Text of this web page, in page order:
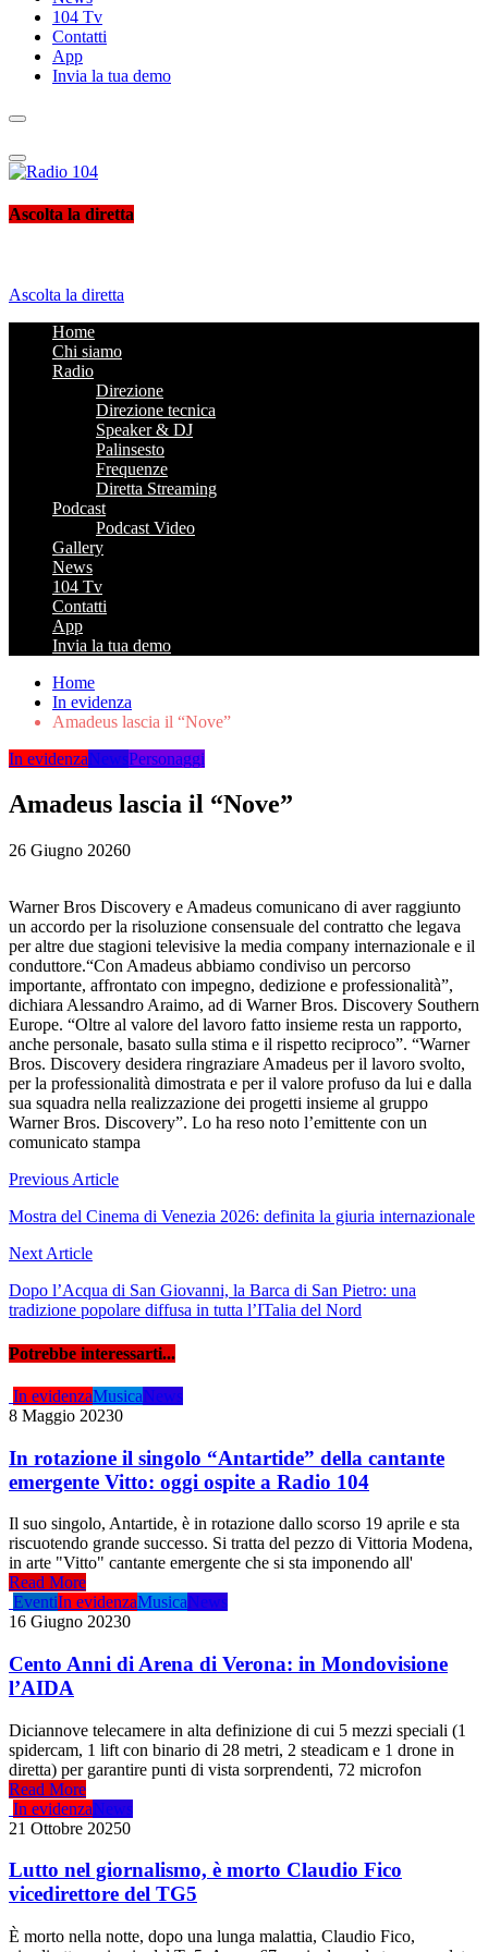
104 Tv
Contatti
App
Invia la tua demo
Radio 104
Like It !
Ascolta la diretta
Ascolta la diretta
Home
Chi siamo
Radio
Direzione
Direzione tecnica
Speaker & DJ
Palinsesto
Frequenze
Diretta Streaming
Podcast
Podcast Video
Gallery
News
104 Tv
Contatti
App
Invia la tua demo
Home
In evidenza
Amadeus lascia il “Nove”
In evidenzaNewsPersonaggi
Amadeus lascia il “Nove”
26 Giugno 20260
Warner Bros Discovery e Amadeus comunicano di aver raggiunto
un accordo per la risoluzione consensuale del contratto che legava
per altre due stagioni televisive la media company internazionale e il
conduttore.“Con Amadeus abbiamo condiviso un percorso
importante, affrontato con impegno, dedizione e professionalità”,
dichiara Alessandro Araimo, ad di Warner Bros. Discovery Southern
Europe. “Oltre al valore del lavoro fatto insieme resta un rapporto,
anche personale, basato sulla stima e il rispetto reciproco”. “Warner
Bros. Discovery desidera ringraziare Amadeus per il lavoro svolto,
per la professionalità dimostrata e per il valore profuso da lui e dalla
sua squadra nella realizzazione dei progetti insieme al gruppo
Warner Bros. Discovery”. Lo ha reso noto l’emittente con un
comunicato stampa
Navigazione
articoli
Previous Article
Mostra del Cinema di Venezia 2026: definita la giuria internazionale
Next Article
Dopo l’Acqua di San Giovanni, la Barca di San Pietro: una
tradizione popolare diffusa in tutta l’ITalia del Nord
Potrebbe interessarti...
In evidenzaMusicaNews
8 Maggio 20230
In rotazione il singolo “Antartide” della cantante
emergente Vitto: oggi ospite a Radio 104
Il suo singolo, Antartide, è in rotazione dallo scorso 19 aprile e sta
riscuotendo grande successo. Si tratta del pezzo di Vittoria Modena,
in arte "Vitto" cantante emergente che si sta imponendo all'
Read More
EventiIn evidenzaMusicaNews
16 Giugno 20230
Cento Anni di Arena di Verona: in Mondovisione
l’AIDA
Diciannove telecamere in alta definizione di cui 5 mezzi speciali (1
spidercam, 1 lift con binario di 28 metri, 2 steadicam e 1 drone in
diretta) per garantire punti di vista sorprendenti, 72 microfon
Read More
In evidenzaNews
21 Ottobre 20250
Lutto nel giornalismo, è morto Claudio Fico
vicedirettore del TG5
È morto nella notte, dopo una lunga malattia, Claudio Fico,